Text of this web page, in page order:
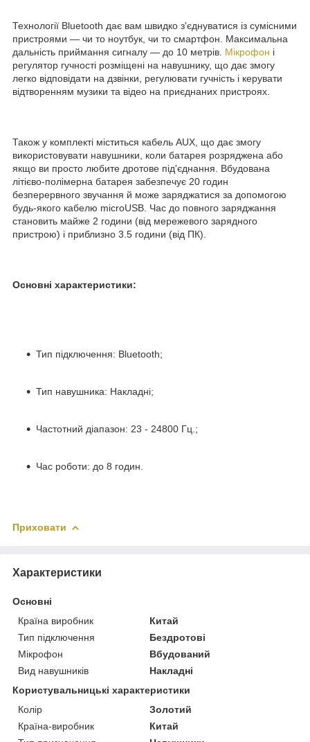
Технології Bluetooth дає вам швидко з'єднуватися із сумісними
пристроями — чи то ноутбук, чи то смартфон. Максимальна
дальність приймання сигналу — до 10 метрів. Мікрофон і
регулятор гучності розміщені на навушнику, що дає змогу
легко відповідати на дзвінки, регулювати гучність і керувати
відтворенням музики та відео на приєднаних пристроях.
Також у комплекті міститься кабель AUX, що дає змогу
використовувати навушники, коли батарея розряджена або
якщо ви просто любите дротове під'єднання. Вбудована
літієво-полімерна батарея забезпечує 20 годин
безперервного звучання й може заряджатися за допомогою
будь-якого кабелю microUSB. Час до повного заряджання
становить майже 2 години (від мережевого зарядного
пристрою) і приблизно 3.5 години (від ПК).
Основні характеристики:
Тип підключення: Bluetooth;
Тип навушника: Накладні;
Частотний діапазон: 23 - 24800 Гц.;
Час роботи: до 8 годин.
Приховати
Характеристики
Основні
Країна виробник
Китай
Тип підключення
Бездротові
Мікрофон
Вбудований
Вид навушників
Накладні
Користувальницькі характеристики
Колір
Золотий
Країна-виробник
Китай